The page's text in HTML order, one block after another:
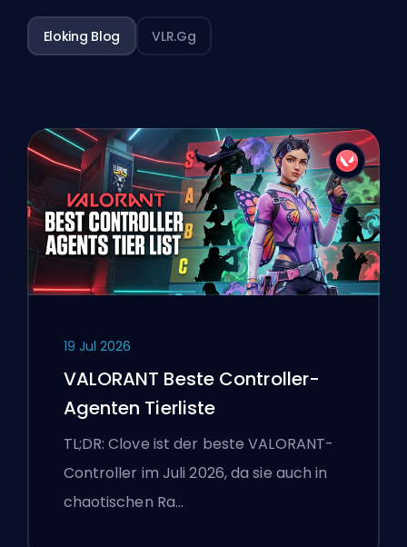
Eloking Blog VLR.gg
19 Jul 2026
VALORANT Beste Controller-
Agenten Tierliste
TL;DR: Clove ist der beste VALORANT-
Controller im Juli 2026, da sie auch in
chaotischen Ra…